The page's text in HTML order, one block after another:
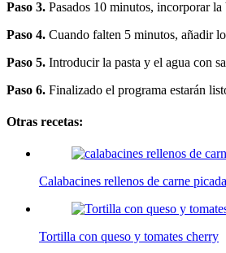
Paso 3. Pasados 10 minutos, incorporar
Paso 4. Cuando falten 5 minutos, añadir
Paso 5. Introducir la pasta y el agua con
Paso 6. Finalizado el programa estarán
Otras recetas:
Calabacines rellenos de carne picada
Tortilla con queso y tomates cherry